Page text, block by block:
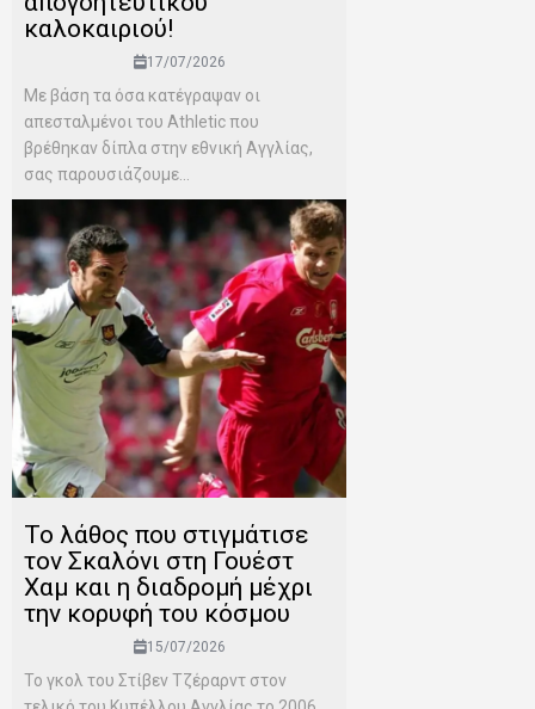
καλοκαιριού!
17/07/2026
Mε βάση τα όσα κατέγραψαν οι
απεσταλμένοι του Αthletic που
βρέθηκαν δίπλα στην εθνική Αγγλίας,
σας παρουσιάζουμε...
Το λάθος που στιγμάτισε
τον Σκαλόνι στη Γουέστ
Χαμ και η διαδρομή μέχρι
την κορυφή του κόσμου
15/07/2026
Το γκολ του Στίβεν Τζέραρντ στον